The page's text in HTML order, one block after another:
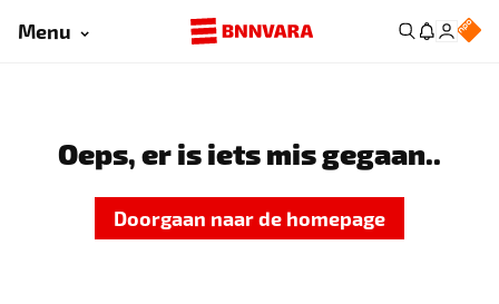
Menu
Oeps, er is iets mis gegaan..
Doorgaan naar de homepage